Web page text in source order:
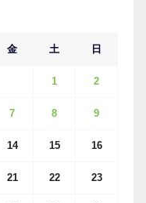
金 土 日
1 2
7 8 9
14 15 16
21 22 23